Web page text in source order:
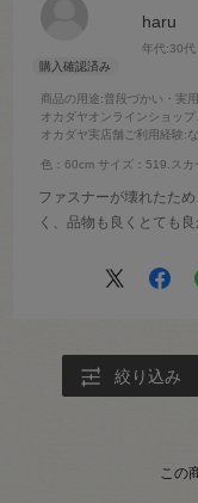
haru
年代:30代
商品の用途:普段づかい・実
オカダヤオンラインショップ
オカダヤ実店舗ご利用経験:な
色：60cm サイズ：519.スカ
ファスナーが壊れたた
く、品物も良くとても良
絞り込み
この